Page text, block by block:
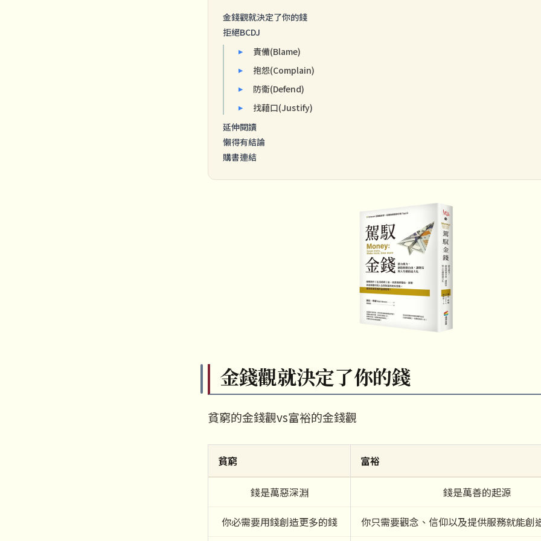
金錢觀就決定了你的錢
拒絕BCDJ
責備(Blame)
抱怨(Complain)
防衛(Defend)
找藉口(Justify)
延伸閱讀
懶得有結論
購書連結
金錢觀就決定了你的錢
貧窮的金錢觀vs富裕的金錢觀
貧窮 富裕
錢是萬惡深淵 錢是萬善的起源
你必需要用錢創造更多的錢 你只需要觀念、信仰以及提供服務就能創